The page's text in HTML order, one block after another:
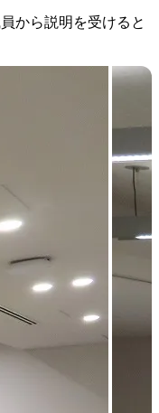
から説明を受けると